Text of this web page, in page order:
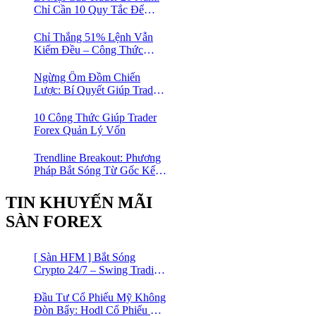
Chỉ Cần 10 Quy Tắc Để
Chỉ Thắng 51% Lệnh Vẫn
Kiếm Đều – Công Thức
Lẻ Không Cần Thắng Nhiều
Lệnh
Ngừng Ôm Đồm Chiến
Lược: Bí Quyết Giúp Trader
Lần
10 Công Thức Giúp Trader
Forex Quản Lý Vốn
Trendline Breakout: Phương
Pháp Bắt Sóng Từ Gốc Kết
Cho Trader Forex
TIN KHUYẾN MÃI
SÀN FOREX
[ Sàn HFM ] Bắt Sóng
Crypto 24/7 – Swing Trading
1:1000
Đầu Tư Cổ Phiếu Mỹ Không
Đòn Bẩy: Hodl Cổ Phiếu Mỹ